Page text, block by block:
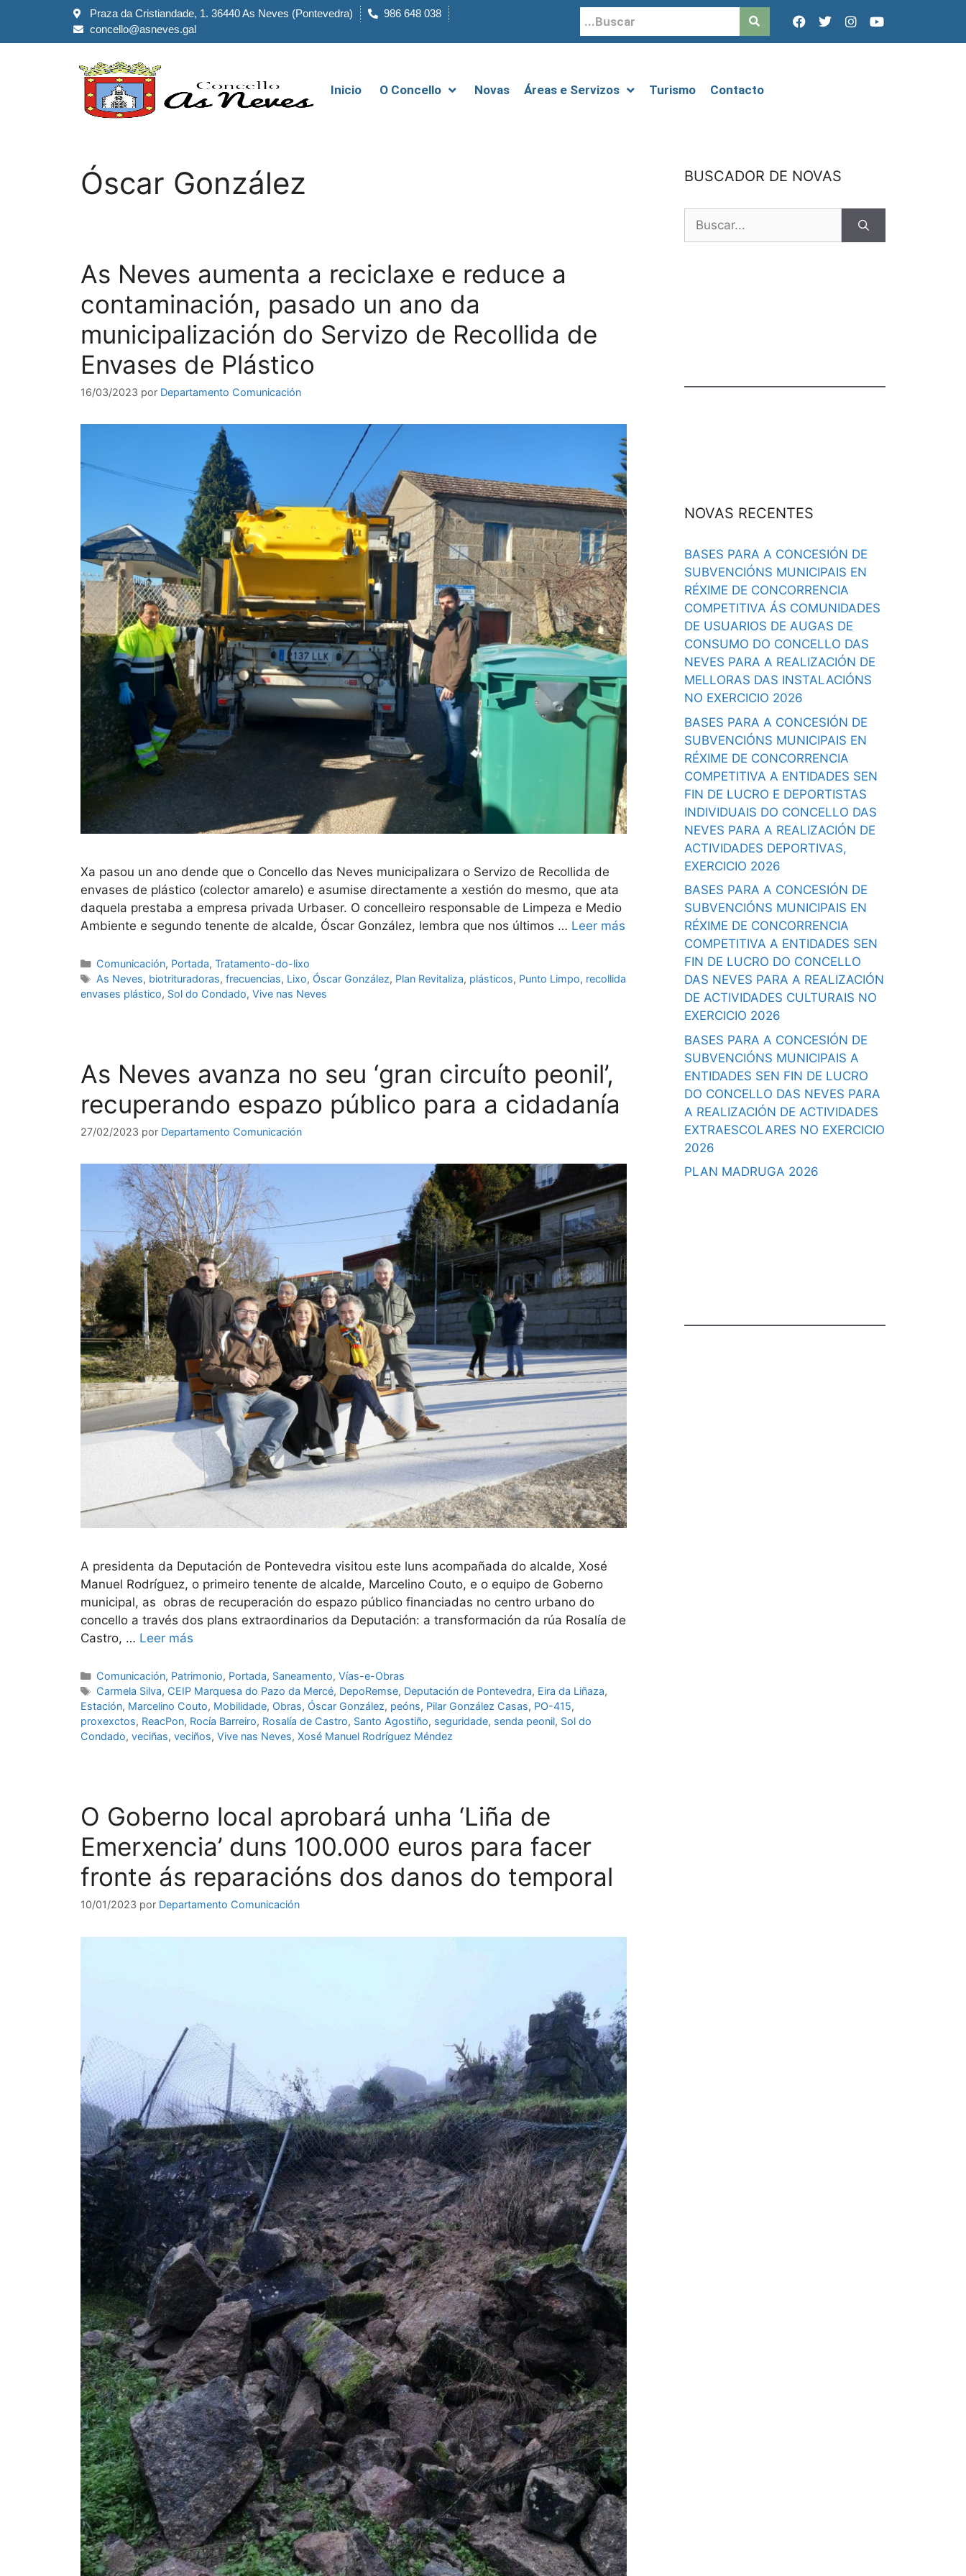
Praza da Cristiandade, 1. 36440 As Neves (Pontevedra)
986 648 038
concello@asneves.gal
Inicio O Concello Novas Áreas e Servizos Turismo Contacto
Óscar González
As Neves aumenta a reciclaxe e reduce a
contaminación, pasado un ano da
municipalización do Servizo de Recollida de
Envases de Plástico
16/03/2023 por Departamento Comunicación
Xa pasou un ano dende que o Concello das Neves municipalizara o Servizo de Recollida de
envases de plástico (colector amarelo) e asumise directamente a xestión do mesmo, que ata
daquela prestaba a empresa privada Urbaser. O concelleiro responsable de Limpeza e Medio
Ambiente e segundo tenente de alcalde, Óscar González, lembra que nos últimos … Leer más
Comunicación, Portada, Tratamento-do-lixo
As Neves, biotrituradoras, frecuencias, Lixo, Óscar González, Plan Revitaliza, plásticos, Punto Limpo, recollida
envases plástico, Sol do Condado, Vive nas Neves
As Neves avanza no seu ‘gran circuíto peonil’,
recuperando espazo público para a cidadanía
27/02/2023 por Departamento Comunicación
A presidenta da Deputación de Pontevedra visitou este luns acompañada do alcalde, Xosé
Manuel Rodríguez, o primeiro tenente de alcalde, Marcelino Couto, e o equipo de Goberno
municipal, as obras de recuperación do espazo público financiadas no centro urbano do
concello a través dos plans extraordinarios da Deputación: a transformación da rúa Rosalía de
Castro, … Leer más
Comunicación, Patrimonio, Portada, Saneamento, Vías-e-Obras
Carmela Silva, CEIP Marquesa do Pazo da Mercé, DepoRemse, Deputación de Pontevedra, Eira da Liñaza,
Estación, Marcelino Couto, Mobilidade, Obras, Óscar González, peóns, Pilar González Casas, PO-415,
proxexctos, ReacPon, Rocía Barreiro, Rosalía de Castro, Santo Agostiño, seguridade, senda peonil, Sol do
Condado, veciñas, veciños, Vive nas Neves, Xosé Manuel Rodríguez Méndez
O Goberno local aprobará unha ‘Liña de
Emerxencia’ duns 100.000 euros para facer
fronte ás reparacións dos danos do temporal
10/01/2023 por Departamento Comunicación
BUSCADOR DE NOVAS
NOVAS RECENTES
BASES PARA A CONCESIÓN DE
SUBVENCIÓNS MUNICIPAIS EN
RÉXIME DE CONCORRENCIA
COMPETITIVA ÁS COMUNIDADES
DE USUARIOS DE AUGAS DE
CONSUMO DO CONCELLO DAS
NEVES PARA A REALIZACIÓN DE
MELLORAS DAS INSTALACIÓNS
NO EXERCICIO 2026
BASES PARA A CONCESIÓN DE
SUBVENCIÓNS MUNICIPAIS EN
RÉXIME DE CONCORRENCIA
COMPETITIVA A ENTIDADES SEN
FIN DE LUCRO E DEPORTISTAS
INDIVIDUAIS DO CONCELLO DAS
NEVES PARA A REALIZACIÓN DE
ACTIVIDADES DEPORTIVAS,
EXERCICIO 2026
BASES PARA A CONCESIÓN DE
SUBVENCIÓNS MUNICIPAIS EN
RÉXIME DE CONCORRENCIA
COMPETITIVA A ENTIDADES SEN
FIN DE LUCRO DO CONCELLO
DAS NEVES PARA A REALIZACIÓN
DE ACTIVIDADES CULTURAIS NO
EXERCICIO 2026
BASES PARA A CONCESIÓN DE
SUBVENCIÓNS MUNICIPAIS A
ENTIDADES SEN FIN DE LUCRO
DO CONCELLO DAS NEVES PARA
A REALIZACIÓN DE ACTIVIDADES
EXTRAESCOLARES NO EXERCICIO
2026
PLAN MADRUGA 2026